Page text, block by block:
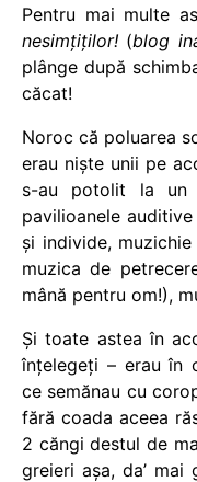
Pentru mai multe
nesimţiţilor! (blog
plânge după
căcat!
Noroc că poluarea
erau nişte unii pe
s-au potolit la un
pavilioanele
şi individe,
muzica de
mână pentru om!),
Şi toate astea în
înţelegeţi – erau în
ce semănau cu
fără coada aceea
2 căngi destul de
greieri aşa, da’